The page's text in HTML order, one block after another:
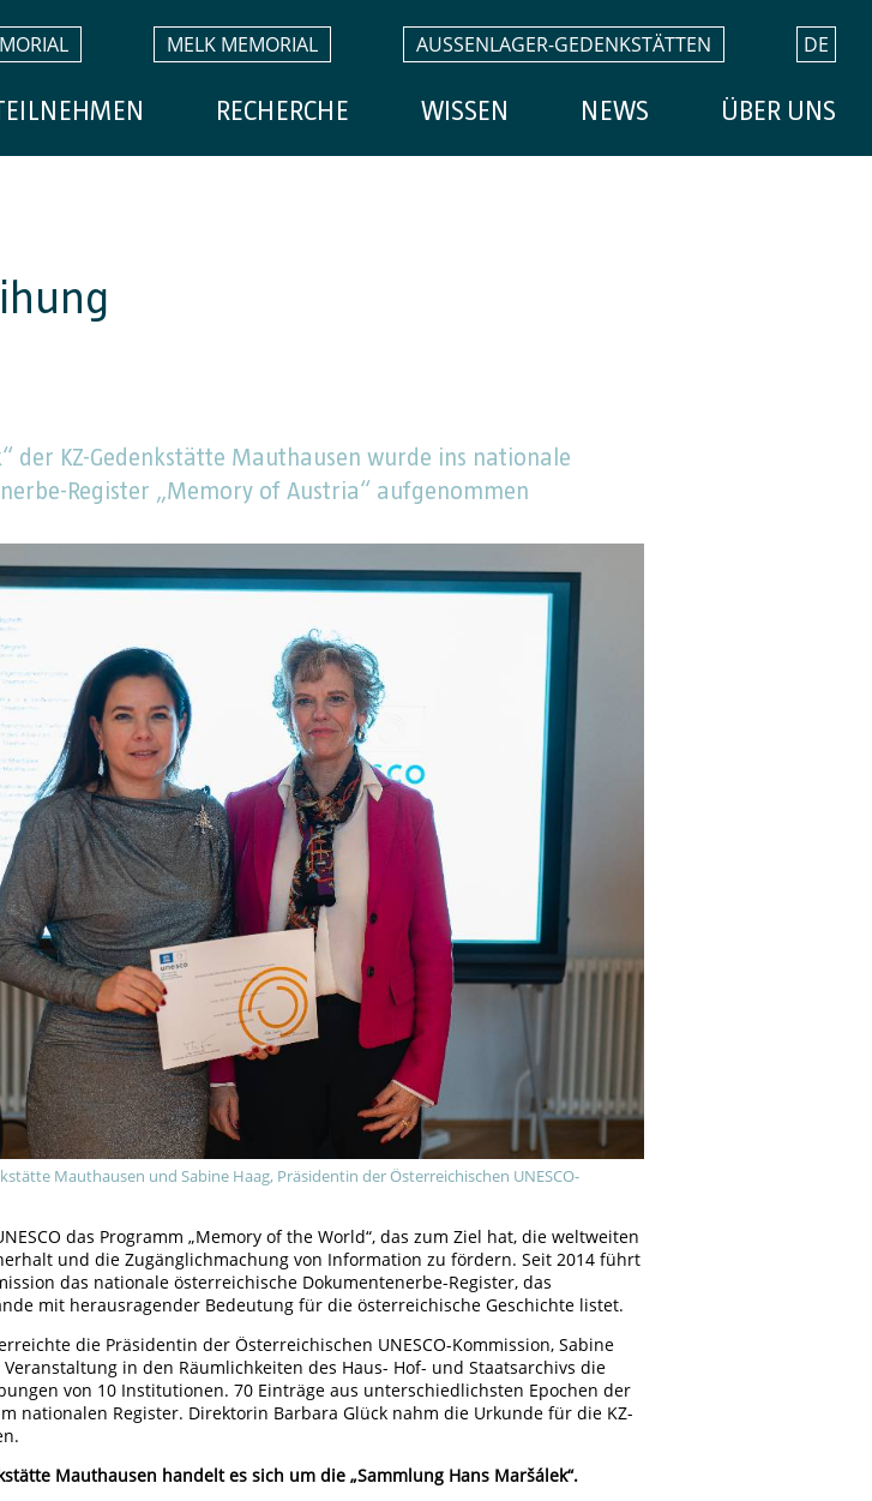
MELK MEMORIAL AUSSENLAGER-GEDENKSTÄTTEN DE
RECHERCHE WISSEN NEWS ÜBER UNS
der KZ-Gedenkstätte Mauthausen wurde ins nationale
Register „Memory of Austria“ aufgenommen
Mauthausen und Sabine Haag, Präsidentin der Österreichischen UNESCO-
das Programm „Memory of the World“, das zum Ziel hat, die weltweiten
und die Zugänglichmachung von Information zu fördern. Seit 2014 führt
das nationale österreichische Dokumentenerbe-Register, das
mit herausragender Bedeutung für die österreichische Geschichte listet.
die Präsidentin der Österreichischen UNESCO-Kommission, Sabine
in den Räumlichkeiten des Haus- Hof- und Staatsarchivs die
von 10 Institutionen. 70 Einträge aus unterschiedlichsten Epochen der
nationalen Register. Direktorin Barbara Glück nahm die Urkunde für die KZ-
Mauthausen handelt es sich um die „Sammlung Hans Maršálek“.